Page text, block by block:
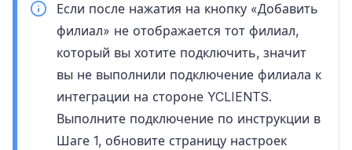
Если после нажатия на кнопку «Добавить
филиал» не отображается тот филиал,
который вы хотите подключить, значит
вы не выполнили подключение филиала к
интеграции на стороне YCLIENTS.
Выполните подключение по инструкции в
Шаге 1, обновите страницу настроек